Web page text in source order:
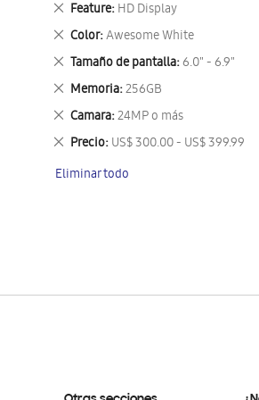
Feature HD Display
Eliminar
este
artículo
Color Awesome White
Eliminar
este
artículo
Tamaño de pantalla 6.0" - 6.9"
Eliminar
este
artículo
Memoria 256GB
Eliminar
este
artículo
Camara 24MP o más
Eliminar
este
artículo
Precio US$ 300.00 - US$ 399.99
Eliminar
artículo
Eliminar todo